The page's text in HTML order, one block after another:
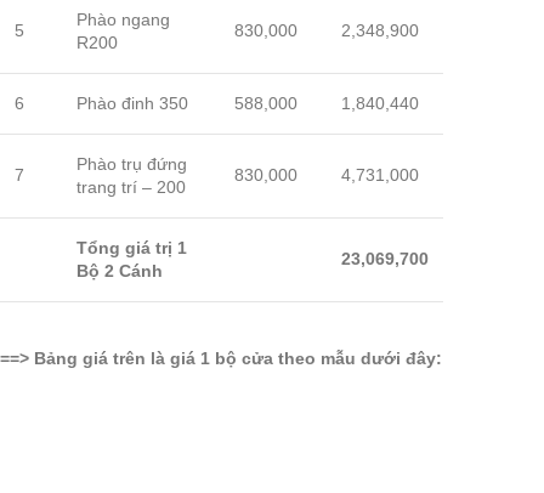
5
Phào ngang
R200
830,000 2,348,900
6 Phào đinh 350 588,000 1,840,440
7
Phào trụ đứng
trang trí – 200
830,000 4,731,000
Tổng giá trị 1
Bộ 2 Cánh
23,069,700
==> Bảng giá trên là giá 1 bộ cửa theo mẫu dưới đây: